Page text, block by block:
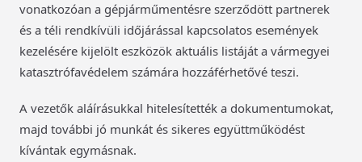
vonatkozóan a gépjárműmentésre szerződött partnerek
és a téli rendkívüli időjárással kapcsolatos események
kezelésére kijelölt eszközök aktuális listáját a vármegyei
katasztrófavédelem számára hozzáférhetővé teszi.
A vezetők aláírásukkal hitelesítették a dokumentumokat,
majd további jó munkát és sikeres együttműködést
kívántak egymásnak.